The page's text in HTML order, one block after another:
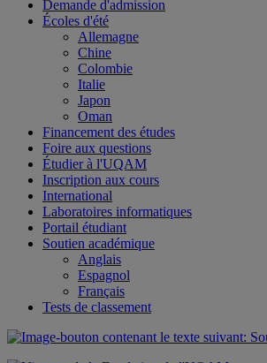
Demande d'admission
Écoles d'été
Allemagne
Chine
Colombie
Italie
Japon
Oman
Financement des études
Foire aux questions
Étudier à l'UQAM
Inscription aux cours
International
Laboratoires informatiques
Portail étudiant
Soutien académique
Anglais
Espagnol
Français
Tests de classement